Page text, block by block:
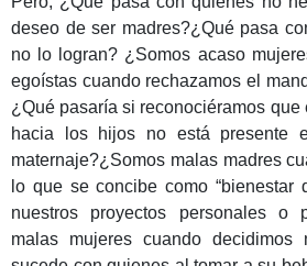
deseo de ser madres?¿Qué pasa
no lo logran? ¿Somos acaso
egoístas cuando rechazamos el
¿Qué pasaría si reconociéramos que
hacia los hijos no está presente
maternaje?¿Somos malas madres
lo que se concibe como “bienestar
nuestros proyectos personales o
malas mujeres cuando decidimos